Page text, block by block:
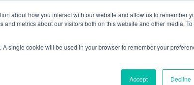
about how you interact with our website and allow us to remember
metrics about our visitors both on this website and other media. To
single cookie will be used in your browser to remember your
Accept Decline